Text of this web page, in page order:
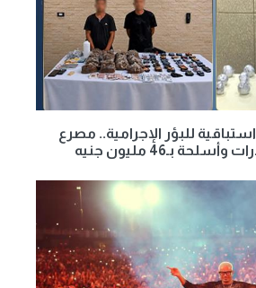
للبؤر الإجرامية.. مصرع